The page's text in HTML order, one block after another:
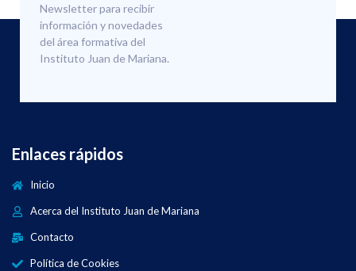
Newsletter para recibir
información y novedades
del área formativa del
Instituto Juan de Mariana.
Enlaces rápidos
Inicio
Acerca del Instituto Juan de Mariana
Contacto
Política de Cookies